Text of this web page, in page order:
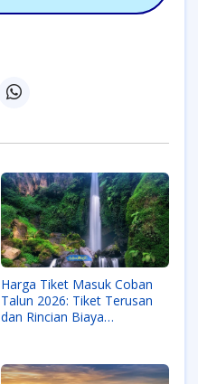
Harga Tiket Masuk Coban
Talun 2026: Tiket Terusan
dan Rincian Biaya